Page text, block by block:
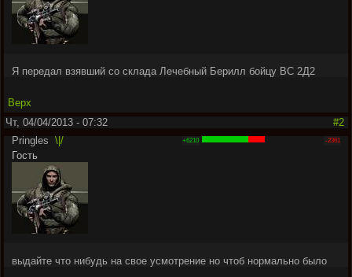
Я передал взявший со склада Лечебный Берилл бойцу ВС 2Д2
Верх
Чт, 04/04/2013 - 07:32
#2
Pringles \|/
Гость
+6210 -2361
выдайте что нибудь на свое усмотрение но чтоб нормально было